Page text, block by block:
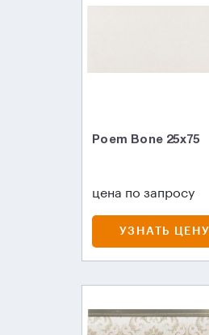
Poem Bone 25x75
цена по запросу
УЗНАТЬ ЦЕНУ